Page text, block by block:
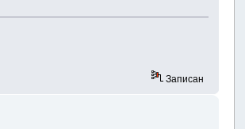
Записан